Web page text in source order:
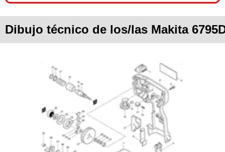
Dibujo técnico de los/las Makita